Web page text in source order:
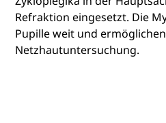
Refraktion eingesetzt. Die
Pupille weit und
Netzhautuntersuchung.